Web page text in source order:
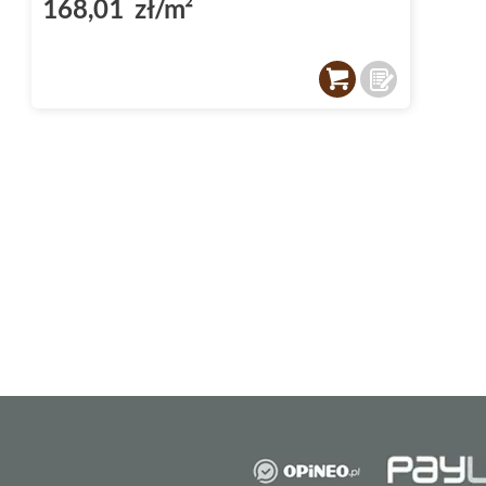
Ponadto, struktura geometryczna dodaje
który będzie przyciągał wzrok i wzbogacał
168,01 zł/m²